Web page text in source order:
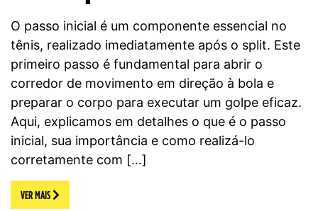
O passo inicial é um componente essencial no
tênis, realizado imediatamente após o split. Este
primeiro passo é fundamental para abrir o
corredor de movimento em direção à bola e
preparar o corpo para executar um golpe eficaz.
Aqui, explicamos em detalhes o que é o passo
inicial, sua importância e como realizá-lo
corretamente com […]
VER MAIS